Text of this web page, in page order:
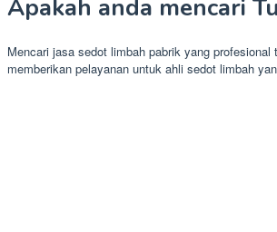
Apakah anda mencari
Mencari jasa sedot limbah pabrik yang
memberikan pelayanan untuk ahli sedot limbah